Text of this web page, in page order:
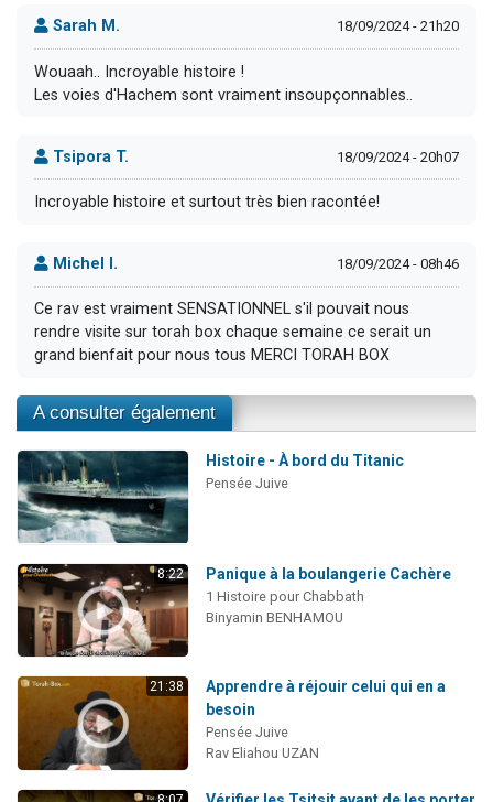
Sarah M. 18/09/2024 - 21h20
Wouaah.. Incroyable histoire !
Les voies d'Hachem sont vraiment insoupçonnables..
Tsipora T. 18/09/2024 - 20h07
Incroyable histoire et surtout très bien racontée!
Michel I. 18/09/2024 - 08h46
Ce rav est vraiment SENSATIONNEL s'il pouvait nous
rendre visite sur torah box chaque semaine ce serait un
grand bienfait pour nous tous MERCI TORAH BOX
A consulter également
Histoire - À bord du Titanic
Pensée Juive
8:22 Panique à la boulangerie Cachère
1 Histoire pour Chabbath
Binyamin BENHAMOU
21:38
Apprendre à réjouir celui qui en a
besoin
Pensée Juive
Rav Eliahou UZAN